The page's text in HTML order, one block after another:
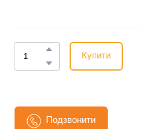
Купити
Подзвонити